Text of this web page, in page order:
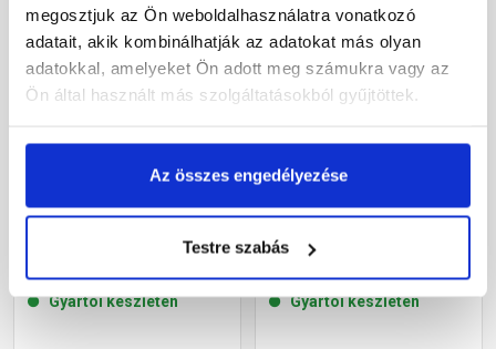
megosztjuk az Ön weboldalhasználatra vonatkozó
adatait, akik kombinálhatják az adatokat más olyan
adatokkal, amelyeket Ön adott meg számukra vagy az
Ön által használt más szolgáltatásokból gyűjtöttek.
Az összes engedélyezése
Testre szabás
Masterplast
Thermomaster szilikon
mm 36-F 25 kg
Gyártói készleten
Masterplast
Thermomaster szilikon
vékonyvakolat, kapart 1,5
mm 36-C 25 kg
Gyártói készleten